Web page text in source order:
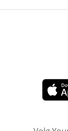
Opent